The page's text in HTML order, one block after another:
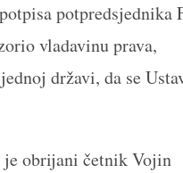
potpredsjednika
vladavinu prava,
državi, da se
je obrijani četnik Vojin